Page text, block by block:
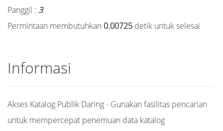
Panggil : 3
Permintaan membutuhkan 0.00725 detik untuk selesai
Informasi
Akses Katalog Publik Daring - Gunakan fasilitas pencarian
untuk mempercepat penemuan data katalog